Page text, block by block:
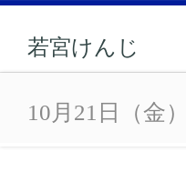
若宮けんじ
10月21日（
10月21日（金）